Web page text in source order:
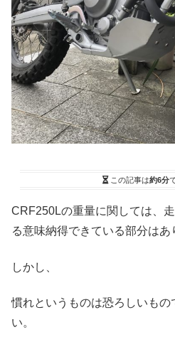
この記事は約6分
CRF250Lの重量に関しては、
る意味納得できている部分はあ
しかし、
慣れというものは恐ろしいも
い。